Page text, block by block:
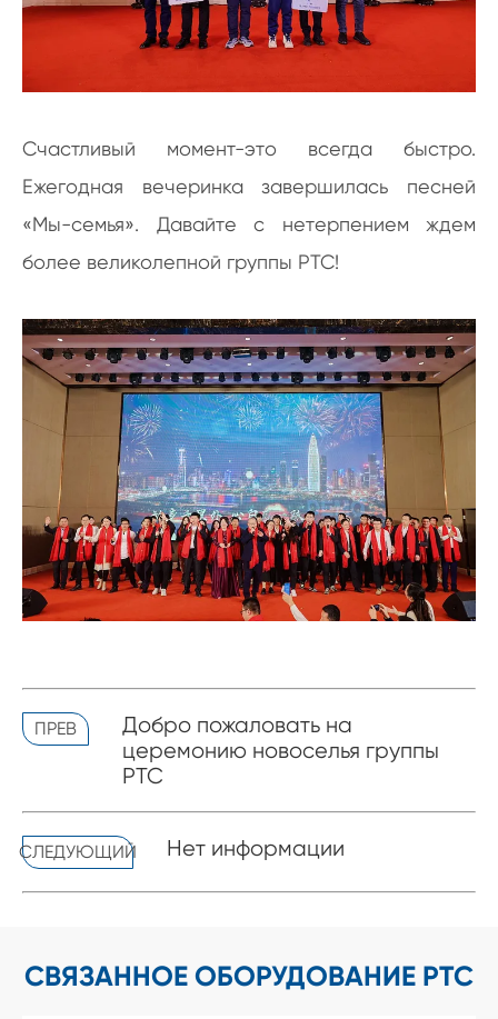
Счастливый момент-это всегда быстро.
Ежегодная вечеринка завершилась песней
«Мы-семья». Давайте с нетерпением ждем
более великолепной группы PTC!
ПРЕВ
Добро пожаловать на
церемонию новоселья группы
PTC
СЛЕДУЮЩИЙ Нет информации
СВЯЗАННОЕ ОБОРУДОВАНИЕ PTC